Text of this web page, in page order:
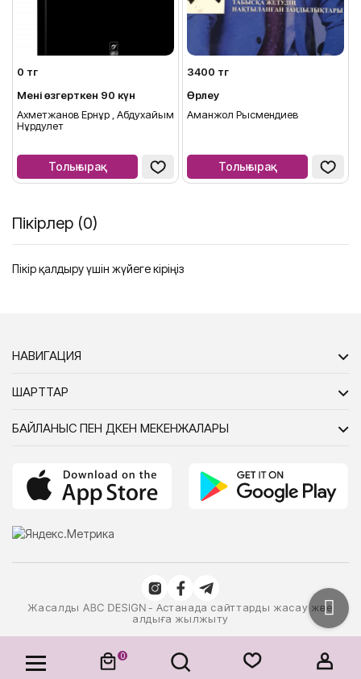
0
0 тг
Мені өзгерткен 90 күн
Ахметжанов Ернұр , Абдухайым
Нұрдәулет
Толығырақ
3400 тг
Өрлеу
Аманжол Рысмендиев
Толығырақ
Пікірлер (0)
Пікір қалдыру үшін жүйеге кіріңіз
НАВИГАЦИЯ
ШАРТТАР
БАЙЛАНЫС ПЕН ДҮКЕН МЕКЕНЖАЛАРЫ
Жасалды
- Астанада сайттарды жасау және
алдыға жылжыту